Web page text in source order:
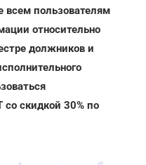
всем пользователям
относительно
должников и
со скидкой 30% по